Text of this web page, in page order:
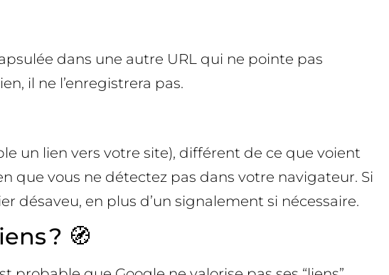
dans une autre URL qui ne pointe pas
il ne l’enregistrera pas.
un lien vers votre site), différent de ce que voient
que vous ne détectez pas dans votre navigateur. Si
désaveu, en plus d’un signalement si nécessaire.
? 🧭